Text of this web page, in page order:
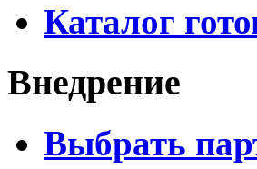
Каталог
Внедрение
Выбрать